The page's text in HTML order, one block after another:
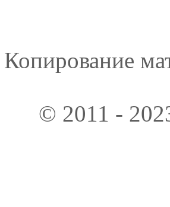
Копирование
© 2011 -